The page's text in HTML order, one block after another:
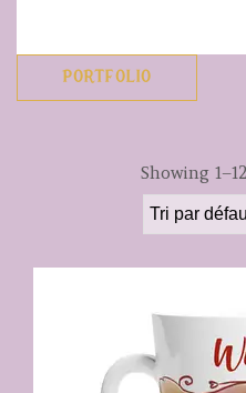
PORTFOLIO
Showing